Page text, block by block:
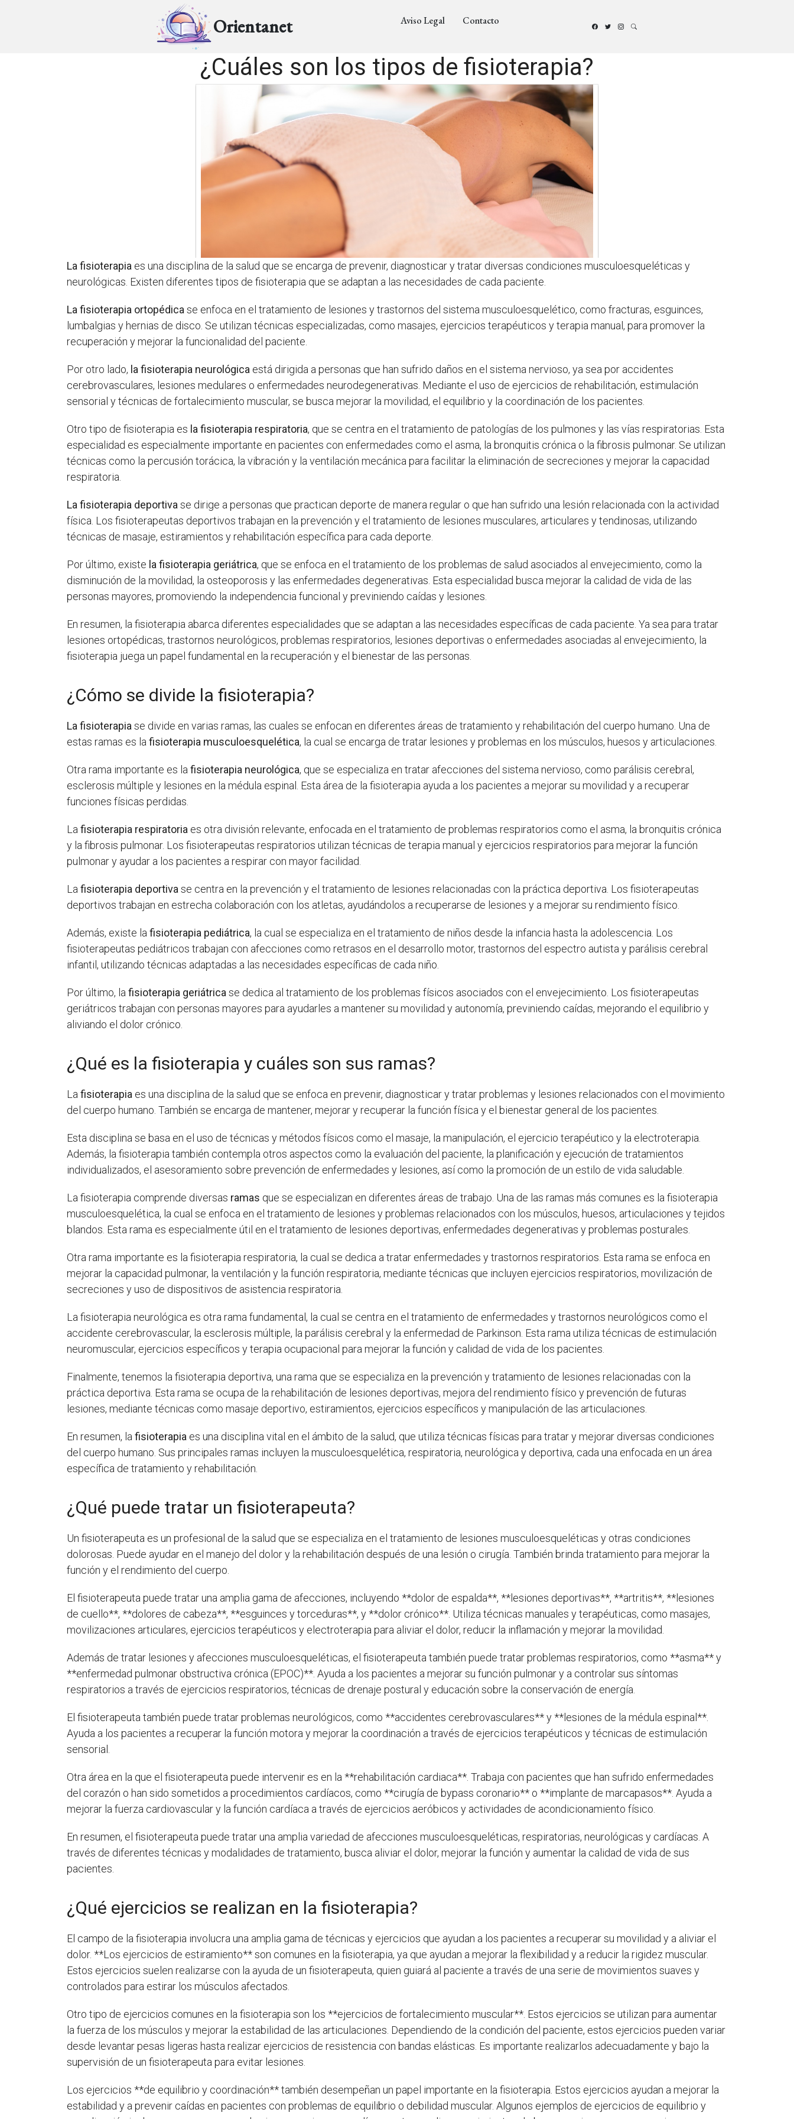
Orientanet Aviso Legal Contacto
¿Cuáles son los tipos de fisioterapia?
La fisioterapia es una disciplina de la salud que se encarga de prevenir, diagnosticar y tratar diversas condiciones musculoesqueléticas y
neurológicas. Existen diferentes tipos de fisioterapia que se adaptan a las necesidades de cada paciente.
La fisioterapia ortopédicase enfoca en el tratamiento de lesiones y trastornos del sistema musculoesquelético, como fracturas, esguinces,
lumbalgias y hernias de disco. Se utilizan técnicas especializadas, como masajes, ejercicios terapéuticos y terapia manual, para promover la
recuperación y mejorar la funcionalidad del paciente.
Por otro lado, la fisioterapia neurológica está dirigida a personas que han sufrido daños en el sistema nervioso, ya sea por accidentes
cerebrovasculares, lesiones medulares o enfermedades neurodegenerativas. Mediante el uso de ejercicios de rehabilitación, estimulación
sensorial y técnicas de fortalecimiento muscular, se busca mejorar la movilidad, el equilibrio y la coordinación de los pacientes.
Otro tipo de fisioterapia es la fisioterapia respiratoria, que se centra en el tratamiento de patologías de los pulmones y las vías respiratorias. Esta
especialidad es especialmente importante en pacientes con enfermedades como el asma, la bronquitis crónica o la fibrosis pulmonar. Se utilizan
técnicas como la percusión torácica, la vibración y la ventilación mecánica para facilitar la eliminación de secreciones y mejorar la capacidad
respiratoria.
La fisioterapia deportivase dirige a personas que practican deporte de manera regular o que han sufrido una lesión relacionada con la actividad
física. Los fisioterapeutas deportivos trabajan en la prevención y el tratamiento de lesiones musculares, articulares y tendinosas, utilizando
técnicas de masaje, estiramientos y rehabilitación específica para cada deporte.
Por último, existe la fisioterapia geriátrica, que se enfoca en el tratamiento de los problemas de salud asociados al envejecimiento, como la
disminución de la movilidad, la osteoporosis y las enfermedades degenerativas. Esta especialidad busca mejorar la calidad de vida de las
personas mayores, promoviendo la independencia funcional y previniendo caídas y lesiones.
En resumen, la fisioterapia abarca diferentes especialidades que se adaptan a las necesidades específicas de cada paciente. Ya sea para tratar
lesiones ortopédicas, trastornos neurológicos, problemas respiratorios, lesiones deportivas o enfermedades asociadas al envejecimiento, la
fisioterapia juega un papel fundamental en la recuperación y el bienestar de las personas.
¿Cómo se divide la fisioterapia?
La fisioterapiase divide en varias ramas, las cuales se enfocan en diferentes áreas de tratamiento y rehabilitación del cuerpo humano. Una de
estas ramas es lafisioterapia musculoesquelética, la cual se encarga de tratar lesiones y problemas en los músculos, huesos y articulaciones.
Otra rama importante es lafisioterapia neurológica, que se especializa en tratar afecciones del sistema nervioso, como parálisis cerebral,
esclerosis múltiple y lesiones en la médula espinal. Esta área de la fisioterapia ayuda a los pacientes a mejorar su movilidad y a recuperar
funciones físicas perdidas.
Lafisioterapia respiratoria es otra división relevante, enfocada en el tratamiento de problemas respiratorios como el asma, la bronquitis crónica
y la fibrosis pulmonar. Los fisioterapeutas respiratorios utilizan técnicas de terapia manual y ejercicios respiratorios para mejorar la función
pulmonar y ayudar a los pacientes a respirar con mayor facilidad.
Lafisioterapia deportivase centra en la prevención y el tratamiento de lesiones relacionadas con la práctica deportiva. Los fisioterapeutas
deportivos trabajan en estrecha colaboración con los atletas, ayudándolos a recuperarse de lesiones y a mejorar su rendimiento físico.
Además, existe lafisioterapia pediátrica, la cual se especializa en el tratamiento de niños desde la infancia hasta la adolescencia. Los
fisioterapeutas pediátricos trabajan con afecciones como retrasos en el desarrollo motor, trastornos del espectro autista y parálisis cerebral
infantil, utilizando técnicas adaptadas a las necesidades específicas de cada niño.
Por último, lafisioterapia geriátricase dedica al tratamiento de los problemas físicos asociados con el envejecimiento. Los fisioterapeutas
geriátricos trabajan con personas mayores para ayudarles a mantener su movilidad y autonomía, previniendo caídas, mejorando el equilibrio y
aliviando el dolor crónico.
¿Qué es la fisioterapia y cuáles son sus ramas?
Lafisioterapia es una disciplina de la salud que se enfoca en prevenir, diagnosticar y tratar problemas y lesiones relacionados con el movimiento
del cuerpo humano. También se encarga de mantener, mejorar y recuperar la función física y el bienestar general de los pacientes.
Esta disciplina se basa en el uso de técnicas y métodos físicos como el masaje, la manipulación, el ejercicio terapéutico y la electroterapia.
Además, la fisioterapia también contempla otros aspectos como la evaluación del paciente, la planificación y ejecución de tratamientos
individualizados, el asesoramiento sobre prevención de enfermedades y lesiones, así como la promoción de un estilo de vida saludable.
La fisioterapia comprende diversas ramas que se especializan en diferentes áreas de trabajo. Una de las ramas más comunes es la fisioterapia
musculoesquelética, la cual se enfoca en el tratamiento de lesiones y problemas relacionados con los músculos, huesos, articulaciones y tejidos
blandos. Esta rama es especialmente útil en el tratamiento de lesiones deportivas, enfermedades degenerativas y problemas posturales.
Otra rama importante es la fisioterapia respiratoria, la cual se dedica a tratar enfermedades y trastornos respiratorios. Esta rama se enfoca en
mejorar la capacidad pulmonar, la ventilación y la función respiratoria, mediante técnicas que incluyen ejercicios respiratorios, movilización de
secreciones y uso de dispositivos de asistencia respiratoria.
La fisioterapia neurológica es otra rama fundamental, la cual se centra en el tratamiento de enfermedades y trastornos neurológicos como el
accidente cerebrovascular, la esclerosis múltiple, la parálisis cerebral y la enfermedad de Parkinson. Esta rama utiliza técnicas de estimulación
neuromuscular, ejercicios específicos y terapia ocupacional para mejorar la función y calidad de vida de los pacientes.
Finalmente, tenemos la fisioterapia deportiva, una rama que se especializa en la prevención y tratamiento de lesiones relacionadas con la
práctica deportiva. Esta rama se ocupa de la rehabilitación de lesiones deportivas, mejora del rendimiento físico y prevención de futuras
lesiones, mediante técnicas como masaje deportivo, estiramientos, ejercicios específicos y manipulación de las articulaciones.
En resumen, lafisioterapia es una disciplina vital en el ámbito de la salud, que utiliza técnicas físicas para tratar y mejorar diversas condiciones
del cuerpo humano. Sus principales ramas incluyen la musculoesquelética, respiratoria, neurológica y deportiva, cada una enfocada en un área
específica de tratamiento y rehabilitación.
¿Qué puede tratar un fisioterapeuta?
Un fisioterapeuta es un profesional de la salud que se especializa en el tratamiento de lesiones musculoesqueléticas y otras condiciones
dolorosas. Puede ayudar en el manejo del dolor y la rehabilitación después de una lesión o cirugía. También brinda tratamiento para mejorar la
función y el rendimiento del cuerpo.
El fisioterapeuta puede tratar una amplia gama de afecciones, incluyendo **dolor de espalda**, **lesiones deportivas**, **artritis**, **lesiones
de cuello**, **dolores de cabeza**, **esguinces y torceduras**, y **dolor crónico**. Utiliza técnicas manuales y terapéuticas, como masajes,
movilizaciones articulares, ejercicios terapéuticos y electroterapia para aliviar el dolor, reducir la inflamación y mejorar la movilidad.
Además de tratar lesiones y afecciones musculoesqueléticas, el fisioterapeuta también puede tratar problemas respiratorios, como **asma** y
**enfermedad pulmonar obstructiva crónica (EPOC)**. Ayuda a los pacientes a mejorar su función pulmonar y a controlar sus síntomas
respiratorios a través de ejercicios respiratorios, técnicas de drenaje postural y educación sobre la conservación de energía.
El fisioterapeuta también puede tratar problemas neurológicos, como **accidentes cerebrovasculares** y **lesiones de la médula espinal**.
Ayuda a los pacientes a recuperar la función motora y mejorar la coordinación a través de ejercicios terapéuticos y técnicas de estimulación
sensorial.
Otra área en la que el fisioterapeuta puede intervenir es en la **rehabilitación cardiaca**. Trabaja con pacientes que han sufrido enfermedades
del corazón o han sido sometidos a procedimientos cardíacos, como **cirugía de bypass coronario** o **implante de marcapasos**. Ayuda a
mejorar la fuerza cardiovascular y la función cardíaca a través de ejercicios aeróbicos y actividades de acondicionamiento físico.
En resumen, el fisioterapeuta puede tratar una amplia variedad de afecciones musculoesqueléticas, respiratorias, neurológicas y cardíacas. A
través de diferentes técnicas y modalidades de tratamiento, busca aliviar el dolor, mejorar la función y aumentar la calidad de vida de sus
pacientes.
¿Qué ejercicios se realizan en la fisioterapia?
El campo de la fisioterapia involucra una amplia gama de técnicas y ejercicios que ayudan a los pacientes a recuperar su movilidad y a aliviar el
dolor. **Los ejercicios de estiramiento** son comunes en la fisioterapia, ya que ayudan a mejorar la flexibilidad y a reducir la rigidez muscular.
Estos ejercicios suelen realizarse con la ayuda de un fisioterapeuta, quien guiará al paciente a través de una serie de movimientos suaves y
controlados para estirar los músculos afectados.
Otro tipo de ejercicios comunes en la fisioterapia son los **ejercicios de fortalecimiento muscular**. Estos ejercicios se utilizan para aumentar
la fuerza de los músculos y mejorar la estabilidad de las articulaciones. Dependiendo de la condición del paciente, estos ejercicios pueden variar
desde levantar pesas ligeras hasta realizar ejercicios de resistencia con bandas elásticas. Es importante realizarlos adecuadamente y bajo la
supervisión de un fisioterapeuta para evitar lesiones.
Los ejercicios **de equilibrio y coordinación** también desempeñan un papel importante en la fisioterapia. Estos ejercicios ayudan a mejorar la
estabilidad y a prevenir caídas en pacientes con problemas de equilibrio o debilidad muscular. Algunos ejemplos de ejercicios de equilibrio y